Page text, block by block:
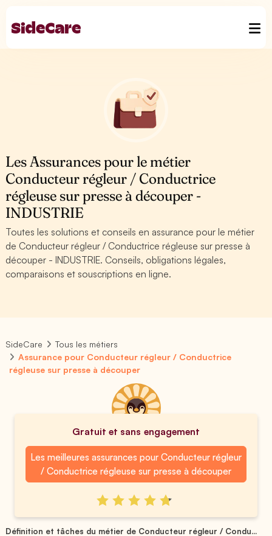
Les Assurances pour le métier
Conducteur régleur / Conductrice
régleuse sur presse à découper -
INDUSTRIE
Toutes les solutions et conseils en assurance pour le métier
de Conducteur régleur / Conductrice régleuse sur presse à
découper - INDUSTRIE. Conseils, obligations légales,
comparaisons et souscriptions en ligne.
SideCare
Tous les métiers
Assurance pour Conducteur régleur / Conductrice
régleuse sur presse à découper
Gratuit et sans engagement
Les meilleures assurances pour Conducteur régleur
/ Conductrice régleuse sur presse à découper
Définition et tâches du métier de Conducteur régleur / Condu...